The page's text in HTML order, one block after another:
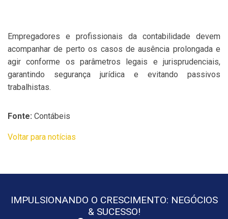
Empregadores e profissionais da contabilidade devem
acompanhar de perto os casos de ausência prolongada e
agir conforme os parâmetros legais e jurisprudenciais,
garantindo segurança jurídica e evitando passivos
trabalhistas.
Fonte: Contábeis
Voltar para notícias
IMPULSIONANDO O CRESCIMENTO: NEGÓCIOS
& SUCESSO!